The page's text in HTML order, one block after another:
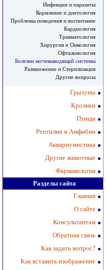
Инфекции и паразиты
Кормление и диетология
Проблемы поведения и воспитание
Кардиология
Травматология
Хирургия и Онкология
Офтальмология
Болезни мочевыводящей системы
Размножение и Стерилизация
Другие вопросы
Грызуны
Кролики
Птицы
Рептилии и Амфибии
Аквариумистика
Другие животные
Фармакология
Разделы сайта
Главная
О сайте
Консультантам
Обратная связь
Как задать вопрос?
Как вставить изображение